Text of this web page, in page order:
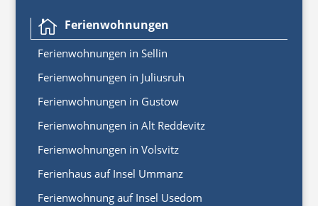
 Ferienwohnungen
Ferienwohnungen in Sellin
Ferienwohnungen in Juliusruh
Ferienwohnungen in Gustow
Ferienwohnungen in Alt Reddevitz
Ferienwohnungen in Volsvitz
Ferienhaus auf Insel Ummanz
Ferienwohnung auf Insel Usedom